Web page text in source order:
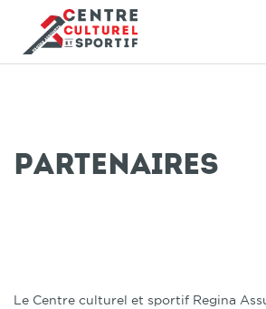
Partenaires
Le Centre culturel et sportif Regina